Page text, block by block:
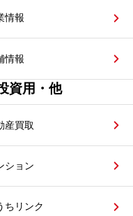
情報
情報
資用・他
産買取
ション
ちリンク